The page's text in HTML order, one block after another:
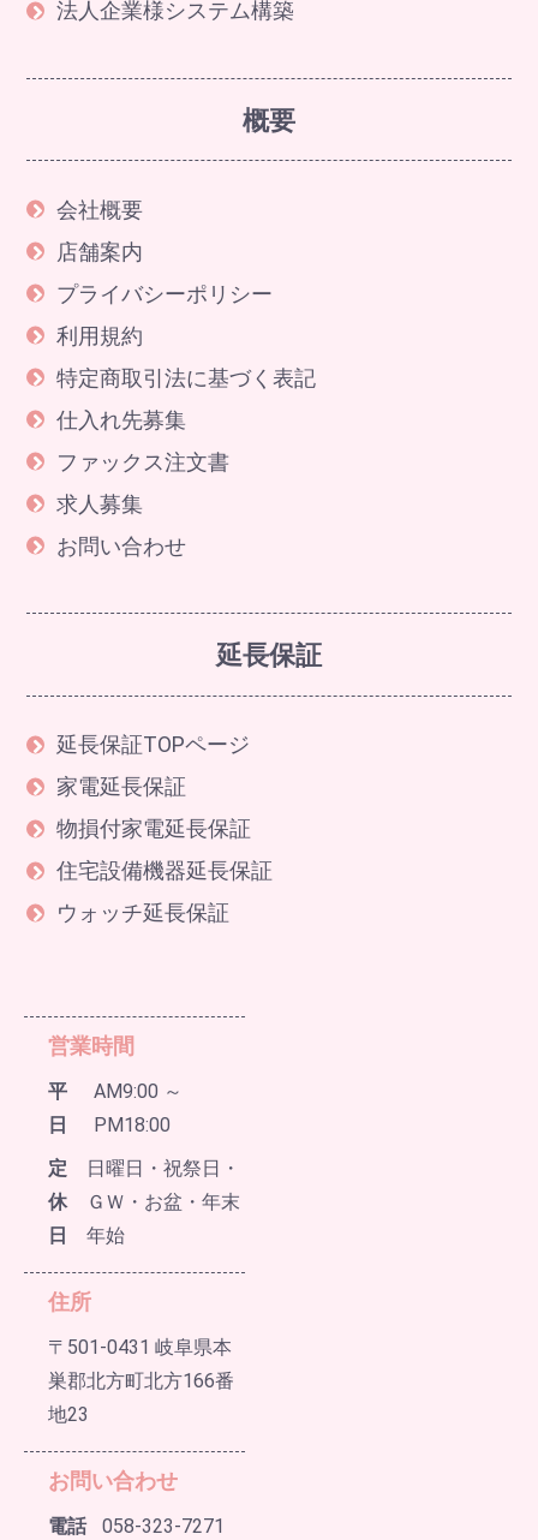
法人企業様システム構築
概要
会社概要
店舗案内
プライバシーポリシー
利用規約
特定商取引法に基づく表記
仕入れ先募集
ファックス注文書
求人募集
お問い合わせ
延長保証
延長保証TOPページ
家電延長保証
物損付家電延長保証
住宅設備機器延長保証
ウォッチ延長保証
営業時間
平
日
AM9:00 ～
PM18:00
定
休
日
日曜日・祝祭日・
ＧＷ・お盆・年末
年始
住所
〒501-0431 岐阜県本
巣郡北方町北方166番
地23
お問い合わせ
電話
058-323-7271